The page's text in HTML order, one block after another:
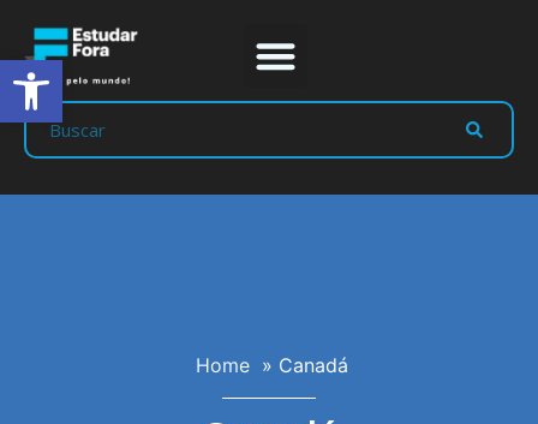
Abrir a barra de ferramentas
Home » Canadá